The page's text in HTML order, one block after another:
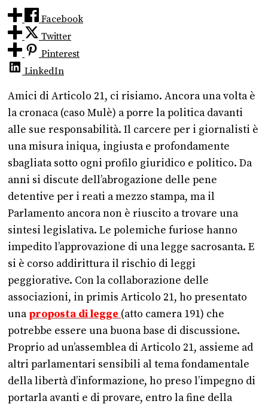
Facebook
Twitter
Pinterest
LinkedIn
Amici di Articolo 21, ci risiamo. Ancora una volta è
la cronaca (caso Mulè) a porre la politica davanti
alle sue responsabilità. Il carcere per i giornalisti è
una misura iniqua, ingiusta e profondamente
sbagliata sotto ogni profilo giuridico e politico. Da
anni si discute dell’abrogazione delle pene
detentive per i reati a mezzo stampa, ma il
Parlamento ancora non è riuscito a trovare una
sintesi legislativa. Le polemiche furiose hanno
impedito l’approvazione di una legge sacrosanta. E
si è corso addirittura il rischio di leggi
peggiorative. Con la collaborazione delle
associazioni, in primis Articolo 21, ho presentato
unaproposta di legge (atto camera 191) che
potrebbe essere una buona base di discussione.
Proprio ad un’assemblea di Articolo 21, assieme ad
altri parlamentari sensibili al tema fondamentale
della libertà d’informazione, ho preso l’impegno di
portarla avanti e di provare, entro la fine della